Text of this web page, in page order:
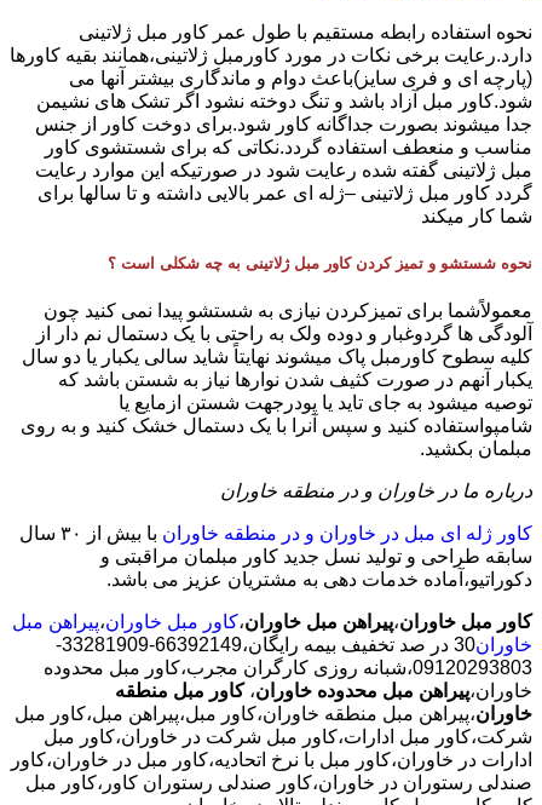
نحوه استفاده رابطه مستقیم با طول عمر کاور مبل ژلاتینی
دارد.رعایت برخی نکات در مورد کاورمبل ژلاتینی،همانند بقیه کاورها
(پارچه ای و فری سایز)باعث دوام و ماندگاری بیشتر آنها می
شود.کاور مبل آزاد باشد و تنگ دوخته نشود اگر تشک های نشیمن
جدا میشوند بصورت جداگانه کاور شود.برای دوخت کاور از جنس
مناسب و منعطف استفاده گردد.نکاتی که برای شستشوی کاور
مبل ژلاتینی گفته شده رعایت شود در صورتیکه این موارد رعایت
گردد کاور مبل ژلاتینی –ژله ای عمر بالایی داشته و تا سالها برای
شما کار میکند
نحوه شستشو و تمیز کردن کاور مبل ژلاتینی به چه شکلی است ؟
معمولاًشما برای تمیزکردن نیازی به شستشو پیدا نمی کنید چون
آلودگی ها گردوغبار و دوده ولک به راحتی با یک دستمال نم دار از
کلیه سطوح کاورمبل پاک میشوند نهایتاً شاید سالی یکبار یا دو سال
یکبار آنهم در صورت کثیف شدن نوارها نیاز به شستن باشد که
توصیه میشود به جای تاید یا پودرجهت شستن ازمایع یا
شامپواستفاده کنید و سپس آنرا با یک دستمال خشک کنید و به روی
مبلمان بکشید.
درباره ما در خاوران و در منطقه خاوران
کاور ژله ای مبل در خاوران و در منطقه خاوران
با بیش از ٣٠ سال
سابقه طراحی و تولید نسل جدید کاور مبلمان مراقبتی و
دکوراتیو،آماده خدمات دهی به مشتریان عزیز می باشد.
کاور مبل خاوران،پیراهن مبل خاوران،کاور مبل خاوران،پیراهن مبل
خاوران
30 در صد تخفیف بیمه رایگان،66392149-33281909-
09120293803،شبانه روزی کارگران مجرب،کاور مبل محدوده
خاوران،پیراهن مبل محدوده خاوران، کاور مبل منطقه
خاوران،پیراهن مبل منطقه خاوران،کاور مبل،پیراهن مبل،کاور مبل
شرکت،کاور مبل ادارات،کاور مبل شرکت در خاوران،کاور مبل
ادارات در خاوران،کاور مبل با نرخ اتحادیه،کاور مبل در خاوران،کاور
صندلی رستوران در خاوران،کاور صندلی رستوران کاور،کاور مبل